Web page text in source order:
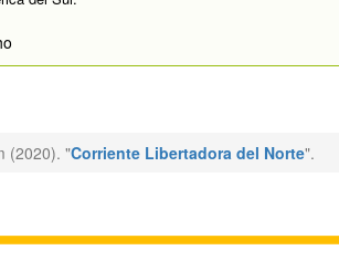
(2020). "Corriente Libertadora del Norte".